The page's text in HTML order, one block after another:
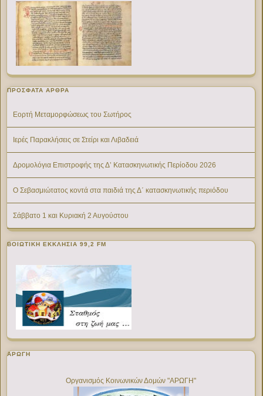
ΠΡΌΣΦΑΤΑ ΆΡΘΡΑ
Εορτή Μεταμορφώσεως του Σωτήρος
Ιερές Παρακλήσεις σε Στείρι και Λιβαδειά
Δρομολόγια Επιστροφής της Δ’ Κατασκηνωτικής Περίοδου 2026
Ο Σεβασμιώτατος κοντά στα παιδιά της Δ΄ κατασκηνωτικής περιόδου
Σάββατο 1 και Κυριακή 2 Αυγούστου
ΒΟΙΩΤΙΚΉ ΕΚΚΛΗΣΊΑ 99,2 FM
ΑΡΩΓΗ
Οργανισμός Κοινωνικών Δομών "ΑΡΩΓΗ"